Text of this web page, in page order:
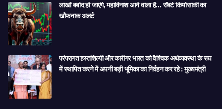
लाखों बर्बाद हो जाएंगे, महाविनाश आने वाला है… रॉबर्ट कियोसाकी का
खौफनाक अलर्ट
परंपरागत हस्तशिल्पी और कारीगर भारत को वैश्विक अर्थव्यवस्था के रूप
में स्थापित करने में अपनी बड़ी भूमिका का निर्वहन कर रहे : मुख्यमंत्री